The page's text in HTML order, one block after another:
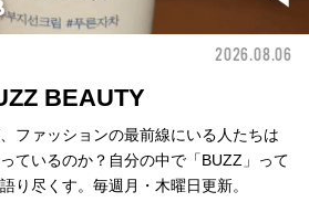
2026.08.06
BEAUTY
ファッションの最前線にいる人たちは
ているのか？自分の中で「BUZZ」って
り尽くす。毎週月・木曜日更新。